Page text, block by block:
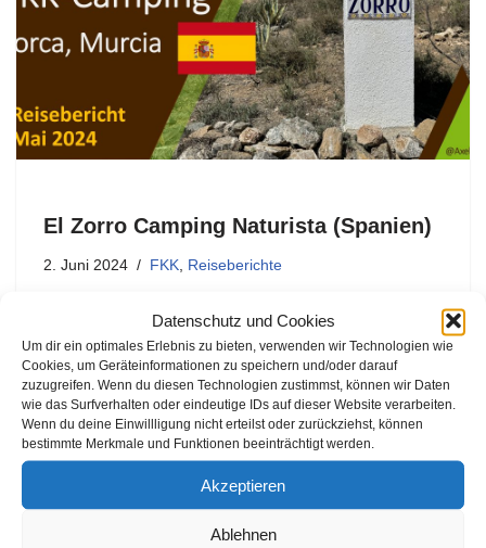
Datenschutz und Cookies
Um dir ein optimales Erlebnis zu bieten, verwenden wir Technologien wie
Cookies, um Geräteinformationen zu speichern und/oder darauf
zuzugreifen. Wenn du diesen Technologien zustimmst, können wir Daten
wie das Surfverhalten oder eindeutige IDs auf dieser Website verarbeiten.
Wenn du deine Einwillligung nicht erteilst oder zurückziehst, können
bestimmte Merkmale und Funktionen beeinträchtigt werden.
Akzeptieren
Ablehnen
El Zorro Camping Naturista (Spanien)
2. Juni 2024 FKK, Reiseberichte
Der wunderschöne, 7ha große Platz El Zorro Camping
Naturista liegt an der Grenze zwischen den Regionen
Murcia und Andalusien in Spanien. Nur 19 Kilometer
vom Autobahndreieck in Puerto Lumbreras entfernt.
Eingebettet in eine traumhafte Berglandschaft,…